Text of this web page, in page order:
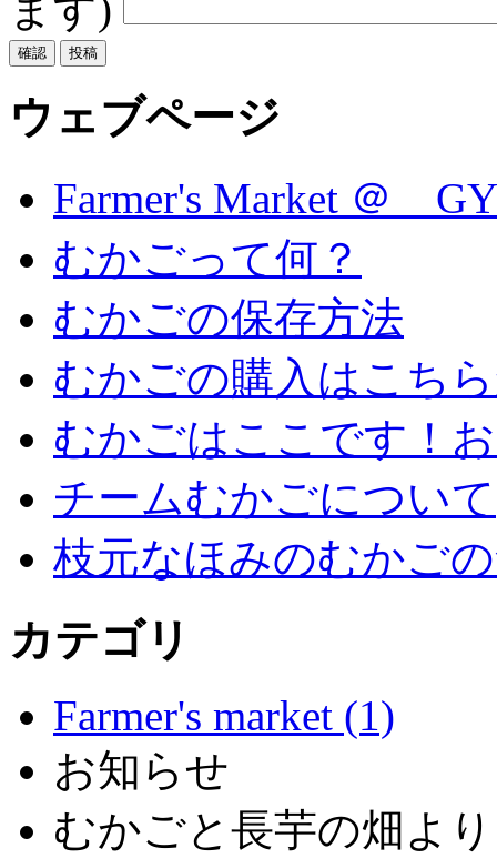
ウェブページ
Farmer's Market ＠
むかごって何？
むかごの保存方法
むかごの購入はこち
むかごはここです！
チームむかごについて
枝元なほみのむかご
カテゴリ
Farmer's market (1)
お知らせ
むかごと長芋の畑より